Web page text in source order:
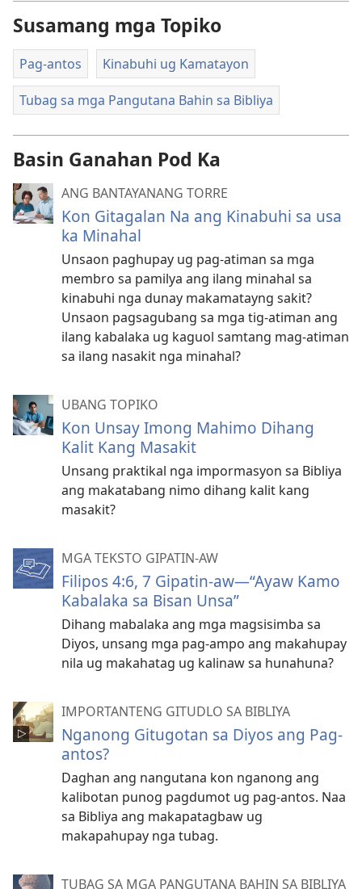
Susamang mga Topiko
Pag-antos Kinabuhi ug Kamatayon
Tubag sa mga Pangutana Bahin sa Bibliya
Basin Ganahan Pod Ka
ANG BANTAYANANG TORRE
Kon Gitagalan Na ang Kinabuhi sa usa
ka Minahal
Unsaon paghupay ug pag-atiman sa mga
membro sa pamilya ang ilang minahal sa
kinabuhi nga dunay makamatayng sakit?
Unsaon pagsagubang sa mga tig-atiman ang
ilang kabalaka ug kaguol samtang mag-atiman
sa ilang nasakit nga minahal?
UBANG TOPIKO
Kon Unsay Imong Mahimo Dihang
Kalit Kang Masakit
Unsang praktikal nga impormasyon sa Bibliya
ang makatabang nimo dihang kalit kang
masakit?
MGA TEKSTO GIPATIN-AW
Filipos 4:6, 7 Gipatin-aw—“Ayaw Kamo
Kabalaka sa Bisan Unsa”
Dihang mabalaka ang mga magsisimba sa
Diyos, unsang mga pag-ampo ang makahupay
nila ug makahatag ug kalinaw sa hunahuna?
IMPORTANTENG GITUDLO SA BIBLIYA
Nganong Gitugotan sa Diyos ang Pag-
antos?
Daghan ang nangutana kon nganong ang
kalibotan punog pagdumot ug pag-antos. Naa
sa Bibliya ang makapatagbaw ug
makapahupay nga tubag.
TUBAG SA MGA PANGUTANA BAHIN SA BIBLIYA